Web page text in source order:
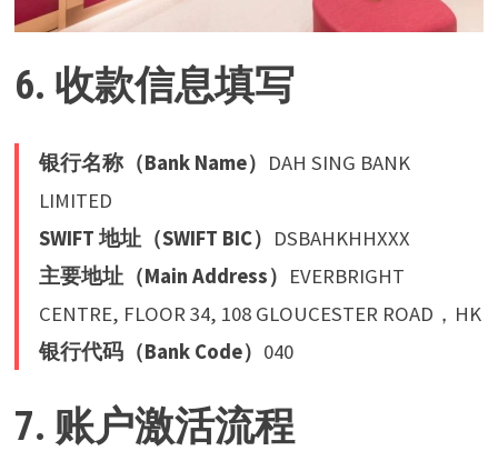
6. 收款信息填写
银行名称（Bank Name） DAH SING BANK
LIMITED
SWIFT 地址（SWIFT BIC） DSBAHKHHXXX
主要地址（Main Address） EVERBRIGHT
CENTRE, FLOOR 34, 108 GLOUCESTER ROAD，HK
银行代码（Bank Code） 040
7. 账户激活流程